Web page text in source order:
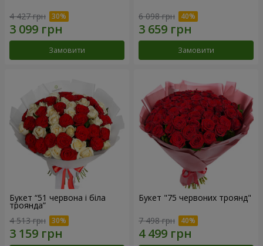
4 427 грн
Замовити
6 098 грн
Замовити
Букет “51 червона і біла
троянда”
4 513 грн
Букет "75 червоних троянд"
7 498 грн